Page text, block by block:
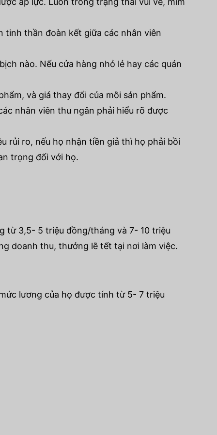
tinh thần đoàn kết giữa các nhân viên
nào. Nếu cửa hàng nhỏ lẻ hay các quán
và giá thay đổi của mỗi sản phẩm.
nhân viên thu ngân phải hiểu rõ được
rủi ro, nếu họ nhận tiền giả thì họ phải bồi
trọng đối với họ.
từ 3,5- 5 triệu đồng/tháng và 7- 10 triệu
doanh thu, thưởng lễ tết tại nơi làm việc.
lương của họ được tính từ 5- 7 triệu